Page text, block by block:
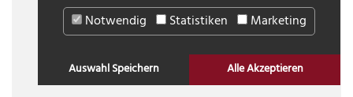
Notwendig
Statistiken Marketing
Auswahl Speichern Alle Akzeptieren